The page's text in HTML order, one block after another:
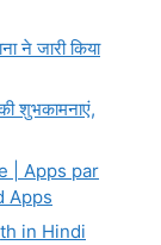
ने जारी किया
शुभकामनाएं,
| Apps par
Apps
in Hindi